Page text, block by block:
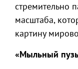
стремительно
масштаба,
картину
«Мыльный